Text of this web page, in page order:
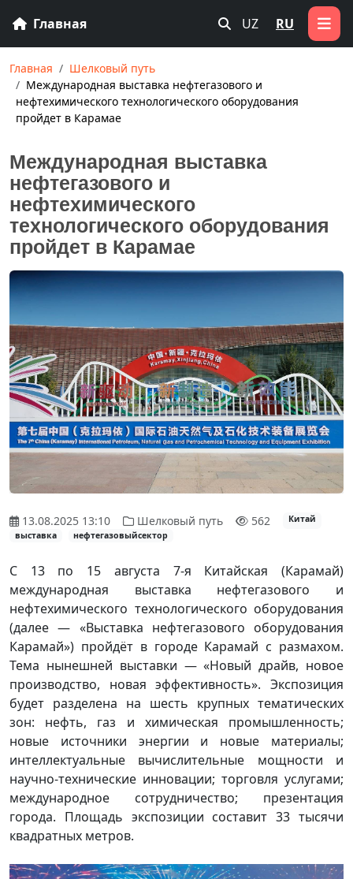
Главная UZ RU
Главная
Шелковый путь
Международная выставка нефтегазового и
нефтехимического технологического оборудования
пройдет в Карамае
Международная выставка
нефтегазового и
нефтехимического
технологического оборудования
пройдет в Карамае
13.08.2025 13:10 Шелковый путь 562
Китай
выставка
нефтегазовыйсектор
С 13 по 15 августа 7-я Китайская (Карамай)
международная выставка нефтегазового и
нефтехимического технологического оборудования
(далее — «Выставка нефтегазового оборудования
Карамай») пройдёт в городе Карамай с размахом.
Тема нынешней выставки — «Новый драйв, новое
производство, новая эффективность». Экспозиция
будет разделена на шесть крупных тематических
зон: нефть, газ и химическая промышленность;
новые источники энергии и новые материалы;
интеллектуальные вычислительные мощности и
научно-технические инновации; торговля услугами;
международное сотрудничество; презентация
города. Площадь экспозиции составит 33 тысячи
квадратных метров.